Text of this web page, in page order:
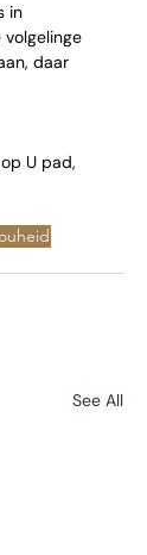
in
volgelinge
daar
U pad,
See All